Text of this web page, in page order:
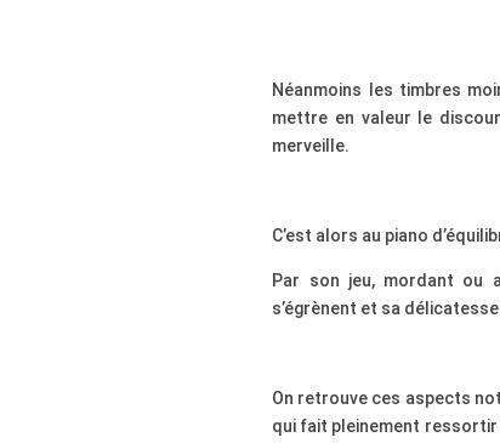
Néanmoins les timbres
mettre en valeur le
merveille.
C’est alors au piano
Par son jeu, mordant ou
s’égrènent et sa
On retrouve ces aspects
qui fait pleinement